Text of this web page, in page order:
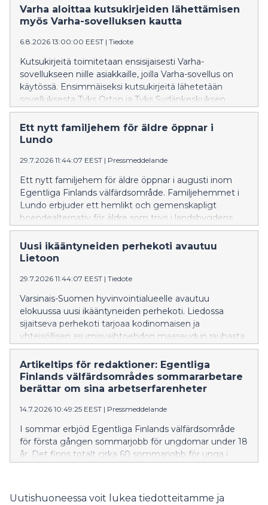
verksamhetsmodellen senare också till de övriga
specialområdena inom ÅUCS-sjukhustjänster.
Varha aloittaa kutsukirjeiden lähettämisen
myös Varha-sovelluksen kautta
6.8.2026 13:00:00 EEST | Tiedote
Kutsukirjeitä toimitetaan ensisijaisesti Varha-
sovellukseen niille asiakkaille, joilla Varha-sovellus on
käytössä. Ensimmäiseksi kutsukirjeitä lähetetään
sovelluksesta Tyks Orton ja Tyks Sydänkeskuksen
potilaille. Kokemusten perusteella toimintamallia
laajennetaan myöhemmin myös muille Tyks-
sairaalapalveluiden erikoisaloille.
Ett nytt familjehem för äldre öppnar i
Lundo
29.7.2026 11:44:07 EEST | Pressmeddelande
Ett nytt familjehem för äldre öppnar i augusti inom
Egentliga Finlands välfärdsområde. Familjehemmet i
Lundo erbjuder ett hemlikt och gemenskapligt
boendealternativ för äldre som trivs i landsbygdens
lugn och ro.
Uusi ikääntyneiden perhekoti avautuu
Lietoon
29.7.2026 11:44:07 EEST | Tiedote
Varsinais-Suomen hyvinvointialueelle avautuu
elokuussa uusi ikääntyneiden perhekoti. Liedossa
sijaitseva perhekoti tarjoaa kodinomaisen ja
yhteisöllisen asumisvaihtoehdon maaseudun rauhasta
nauttiville ikäihmisille.
Artikeltips för redaktioner: Egentliga
Finlands välfärdsområdes sommararbetare
berättar om sina arbetserfarenheter
14.7.2026 10:49:25 EEST | Pressmeddelande
I sommar erbjöd Egentliga Finlands välfärdsområde
för första gången sommarjobb för ungdomar under 18
år. Det finns totalt cirka 60 sommarjobb för unga i
akutsjukvård runt om i Egentliga Finland.
Uutishuoneessa voit lukea tiedotteitamme ja